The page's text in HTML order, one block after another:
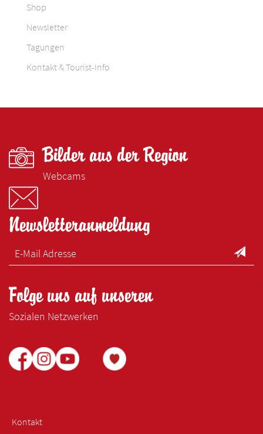
Shop
Newsletter
Tagungen
Kontakt & Tourist-Info
Bilder aus der Region
Webcams
Newsletteranmeldung
Folge uns auf unseren
Sozialen Netzwerken
Kontakt